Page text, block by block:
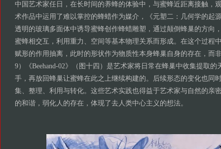
中国艺术家任日，在长时间的养蜂的体验中，与蜜蜂近距离接触，
术作品中运用了难以掌控的蜂蜡作为媒介，《元塑二：几何学的起
透明的玻璃多面体中诱导蜜蜂创作蜂蜡雕塑，通过颠倒蜂巢的方向
蜜蜂相交互，利用重力、空间等基本物理关系而形成。在这个过程
赋形的作用抽离，此时的形状作为物质性本身蜂巢自身的存在，而
9）《Beehand-02》（图十四）是艺术家将日常在蜂巢中收集提取
手，再放回蜂巢让蜜蜂在此之上继续构建的。后续形态的变化也同
集、整理、利用与转化。这些艺术实践也得益于艺术家与自然的亲
的和谐，弱化人的存在，体现了去人类中心主义的想法。